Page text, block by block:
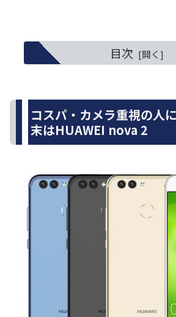
目次
コスパ・カメラ重視の人
末はHUAWEI nova 2